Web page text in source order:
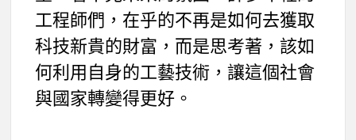
工程師們，在乎的不再是如何去獲取
科技新貴的財富，而是思考著，該如
何利用自身的工藝技術，讓這個社會
與國家轉變得更好。